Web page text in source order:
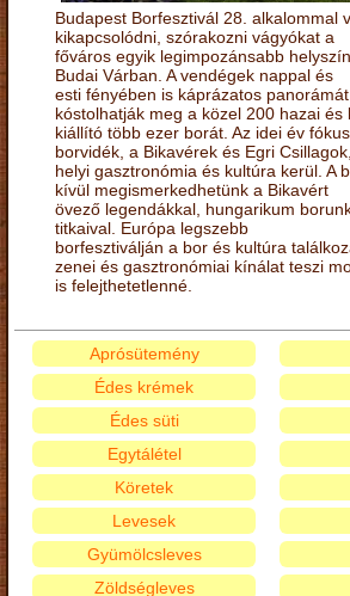
Budapest Borfesztivál 28. alkalommal
kikapcsolódni, szórakozni vágyókat a
főváros egyik legimpozánsabb
Budai Várban. A vendégek nappal és
esti fényében is káprázatos
kóstolhatják meg a közel 200 hazai és
kiállító több ezer borát. Az idei év
borvidék, a Bikavérek és Egri
helyi gasztronómia és kultúra kerül. A
kívül megismerkedhetünk a Bikavért
övező legendákkal, hungarikum
titkaival. Európa legszebb
borfesztiválján a bor és kultúra
zenei és gasztronómiai kínálat teszi
is felejthetetlenné.
Aprósütemény
Édes krémek
Édes süti
Egytálétel
Köretek
Levesek
Gyümölcsleves
Zöldségleves